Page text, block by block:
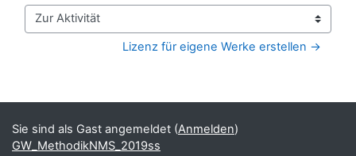
Zur Aktivität
Lizenz für eigene Werke erstellen →
Ergänzungsblöcke
Sie sind als Gast angemeldet (Anmelden)
GW_MethodikNMS_2019ss